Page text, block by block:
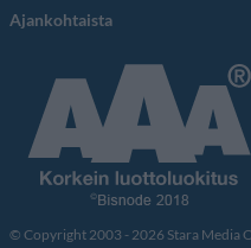
Ajankohtaista
© Copyright 2003 - 2026 Stara Media